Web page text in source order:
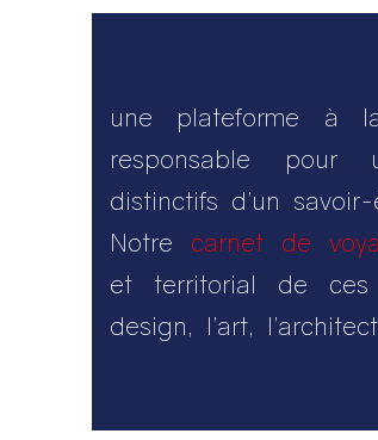
une plateforme à
responsable pour
distinctifs d’un
Notre carnet de
et territorial de
design, l’art,